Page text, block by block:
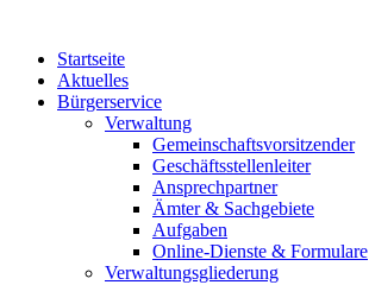
Startseite
Aktuelles
Bürgerservice
Verwaltung
Gemeinschaftsvorsitzender
Geschäftsstellenleiter
Ansprechpartner
Ämter & Sachgebiete
Aufgaben
Online-Dienste & Formulare
Verwaltungsgliederung